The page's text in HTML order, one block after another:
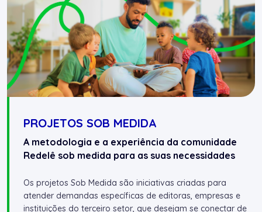
PROJETOS SOB MEDIDA
A metodologia e a experiência da comunidade
Redelê sob medida para as suas necessidades
Os projetos Sob Medida são iniciativas criadas para
atender demandas específicas de editoras, empresas e
instituições do terceiro setor, que desejam se conectar de